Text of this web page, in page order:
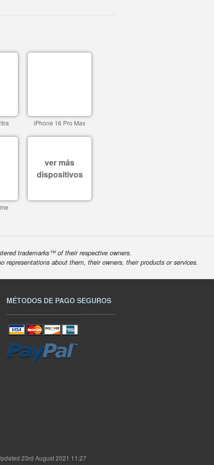
iPhone 16 Pro Max
ver más
dispositivos
trademarks™ of their respective owners.
about them, their owners, their products or services.
MÉTODOS DE PAGO SEGUROS
23rd August 2021 11:27